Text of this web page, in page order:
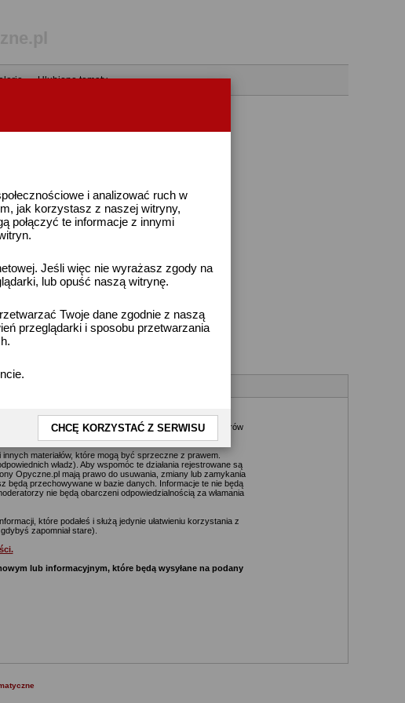
i analizować ruch w
jak korzystasz z naszej witryny,
połączyć te informacje z innymi
Jeśli więc nie wyrażasz zgody na
lub opuść naszą witrynę.
Twoje dane zgodnie z naszą
przeglądarki i sposobu przetwarzania
CHCĘ KORZYSTAĆ Z SERWISU
• Ulubione tematy
jednakże nie jest możliwe przeczytanie każdej
a nie redaktorów, wydawców, administratorów, moderatorów
materiałów, które mogą być sprzeczne z prawem.
władz). Aby wspomóc te działania rejestrowane są
Opyczne.pl mają prawo do usuwania, zmiany lub zamykania
przechowywane w bazie danych. Informacje te nie będą
nie będą obarczeni odpowiedzialnością za włamania
które podałeś i służą jedynie ułatwieniu korzystania z
zapomniał stare).
lub informacyjnym, które będą wysyłane na podany